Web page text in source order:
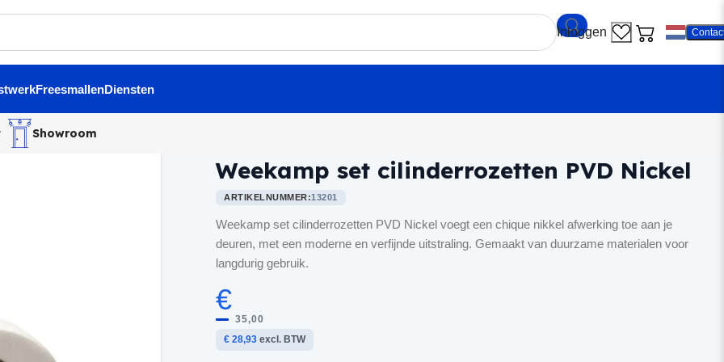
FreesmallenDiensten
Showroom
Weekamp set cilinderrozetten PVD Nickel
ARTIKELNUMMER:13201
Weekamp set cilinderrozetten PVD Nickel voegt een chique nikkel afwerking toe aan je
deuren, met een moderne en verfijnde uitstraling. Gemaakt van duurzame materialen voor
langdurig gebruik.
€
35,00
€ 28,93 excl. BTW